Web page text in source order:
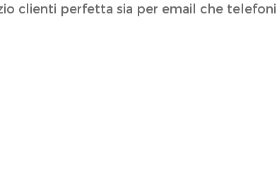
clienti perfetta sia per email che